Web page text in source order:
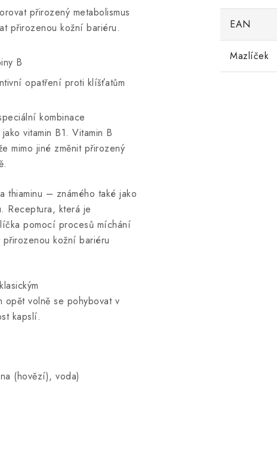
přirozený metabolismus
přirozenou kožní bariéru.
B
opatření proti klíšťatům
kombinace
vitamin B1. Vitamin B
mimo jiné změnit přirozený
thiaminu – známého také jako
Receptura, která je
pomocí procesů míchání
kožní bariéru
opět volně se pohybovat v
kapslí.
(hovězí), voda)
EAN
Mazlíček